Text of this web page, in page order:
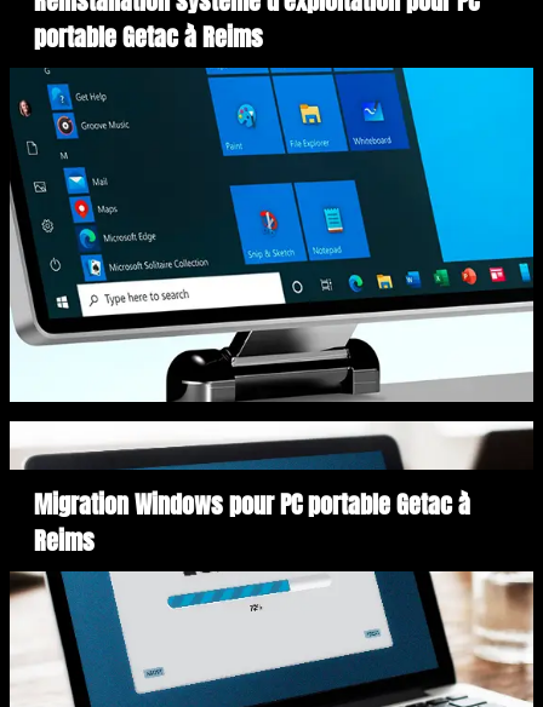
portable Getac à Reims
Migration Windows pour PC portable Getac à
Reims